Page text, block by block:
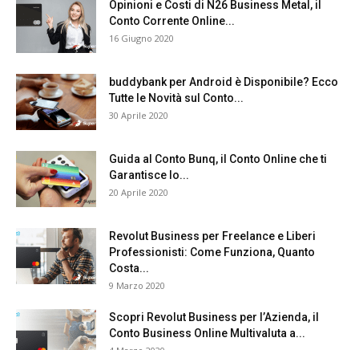
Opinioni e Costi di N26 Business Metal, il
Conto Corrente Online...
16 Giugno 2020
buddybank per Android è Disponibile? Ecco
Tutte le Novità sul Conto...
30 Aprile 2020
Guida al Conto Bunq, il Conto Online che ti
Garantisce lo...
20 Aprile 2020
Revolut Business per Freelance e Liberi
Professionisti: Come Funziona, Quanto
Costa...
9 Marzo 2020
Scopri Revolut Business per l’Azienda, il
Conto Business Online Multivaluta a...